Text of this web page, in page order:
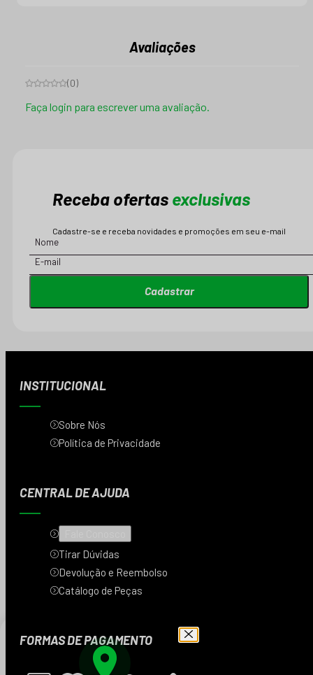
Avaliações
(0)
Faça login para escrever uma avaliação.
Receba ofertas exclusivas
Cadastre-se e receba novidades e promoções em seu e-mail
Cadastrar
INSTITUCIONAL
Sobre Nós
Política de Privacidade
CENTRAL DE AJUDA
Tirar Dúvidas
Devolução e Reembolso
Catálogo de Peças
FORMAS DE PAGAMENTO